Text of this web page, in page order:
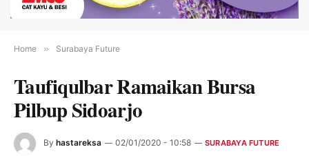
Home » Surabaya Future
Taufiqulbar Ramaikan Bursa
Pilbup Sidoarjo
By hastareksa 02/01/2020 - 10:58 SURABAYA FUTURE